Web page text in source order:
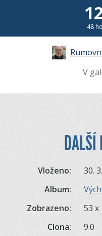
48
V
DALŠÍ
Vloženo:
30.
Album:
Zobrazeno:
53 x
Clona:
9.0